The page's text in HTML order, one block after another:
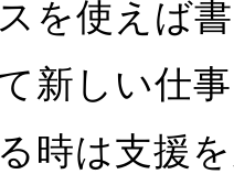
を使えば
新しい仕
時は支援